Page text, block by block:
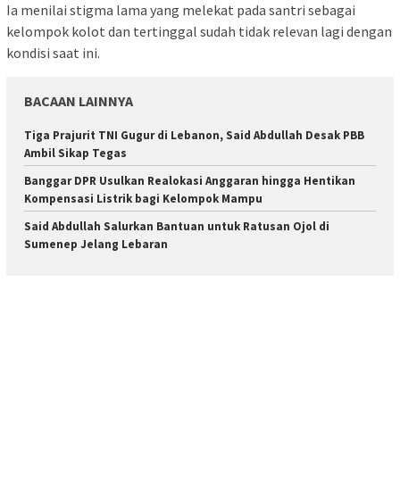
Ia menilai stigma lama yang melekat pada santri sebagai
kelompok kolot dan tertinggal sudah tidak relevan lagi dengan
kondisi saat ini.
BACAAN LAINNYA
Tiga Prajurit TNI Gugur di Lebanon, Said Abdullah Desak PBB
Ambil Sikap Tegas
Banggar DPR Usulkan Realokasi Anggaran hingga Hentikan
Kompensasi Listrik bagi Kelompok Mampu
Said Abdullah Salurkan Bantuan untuk Ratusan Ojol di
Sumenep Jelang Lebaran